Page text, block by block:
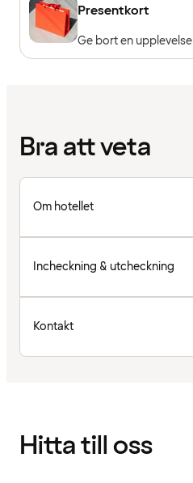
Presentkort
Ge bort en upplevelse
Bra att veta
Om hotellet
Incheckning & utcheckning
Kontakt
Hitta till oss